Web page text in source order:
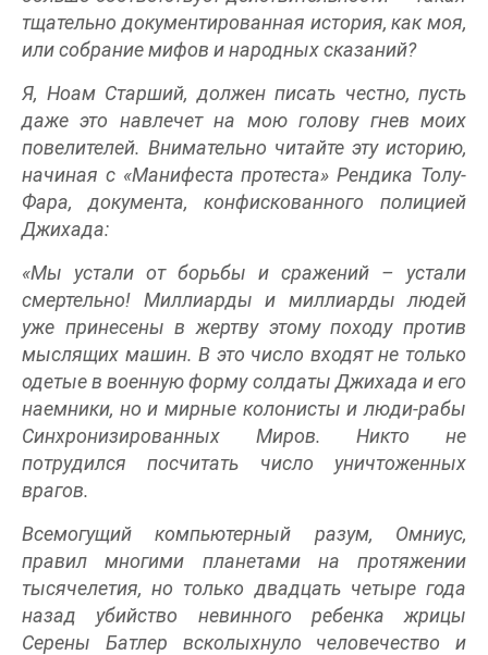
тщательно документированная история, как моя,
или собрание мифов и народных сказаний?
Я, Ноам Старший, должен писать честно, пусть
даже это навлечет на мою голову гнев моих
повелителей. Внимательно читайте эту историю,
начиная с «Манифеста протеста» Рендика Толу-
Фара, документа, конфискованного полицией
Джихада:
«Мы устали от борьбы и сражений – устали
смертельно! Миллиарды и миллиарды людей
уже принесены в жертву этому походу против
мыслящих машин. В это число входят не только
одетые в военную форму солдаты Джихада и его
наемники, но и мирные колонисты и люди-рабы
Синхронизированных Миров. Никто не
потрудился посчитать число уничтоженных
врагов.
Всемогущий компьютерный разум, Омниус,
правил многими планетами на протяжении
тысячелетия, но только двадцать четыре года
назад убийство невинного ребенка жрицы
Серены Батлер всколыхнуло человечество и